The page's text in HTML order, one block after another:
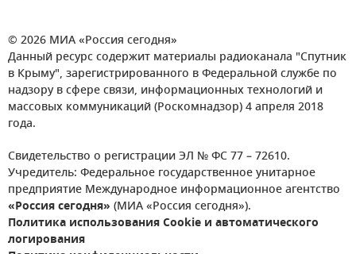
© 2026 МИА «Россия сегодня»
Данный ресурс содержит материалы радиоканала "Спутник
в Крыму", зарегистрированного в Федеральной службе по
надзору в сфере связи, информационных технологий и
массовых коммуникаций (Роскомнадзор) 4 апреля 2018
года.
Свидетельство о регистрации ЭЛ № ФС 77 – 72610.
Учредитель: Федеральное государственное унитарное
предприятие Международное информационное агентство
«Россия сегодня» (МИА «Россия сегодня»).
Политика использования Cookie и автоматического
логирования